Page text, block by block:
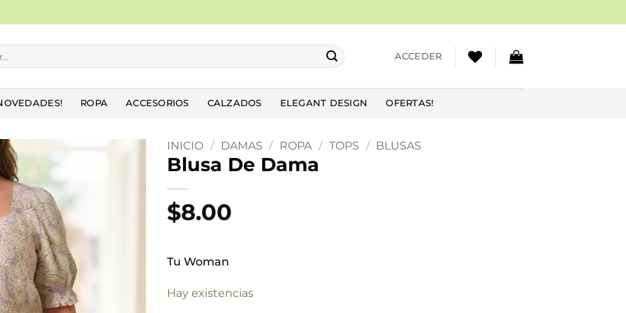
ACCEDER
ROPA ACCESORIOS CALZADOS ELEGANT DESIGN OFERTAS!
INICIO / DAMAS / ROPA / TOPS / BLUSAS
Blusa De Dama
$8.00
Tu Woman
Hay existencias